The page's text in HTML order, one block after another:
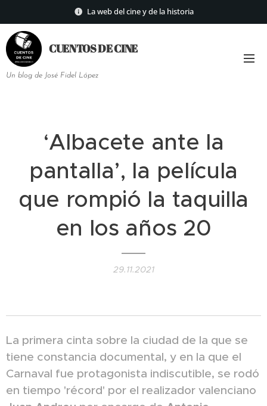
La web del cine y de la historia
CUENTOS DECINE
Un blog de José Fidel López
‘Albacete ante la
pantalla’, la película
que rompió la taquilla
en los años 20
29.11.2021
La primera cinta sobre la ciudad de la que se
tiene constancia documental, y en la que el
Carnaval fue protagonista indiscutible, se rodó
en tiempo 'récord' por el realizador valenciano